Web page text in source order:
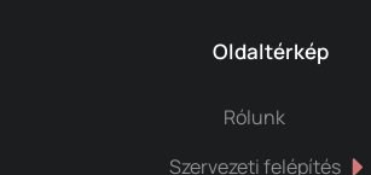
Oldaltérkép
Rólunk
Szervezeti felépítés